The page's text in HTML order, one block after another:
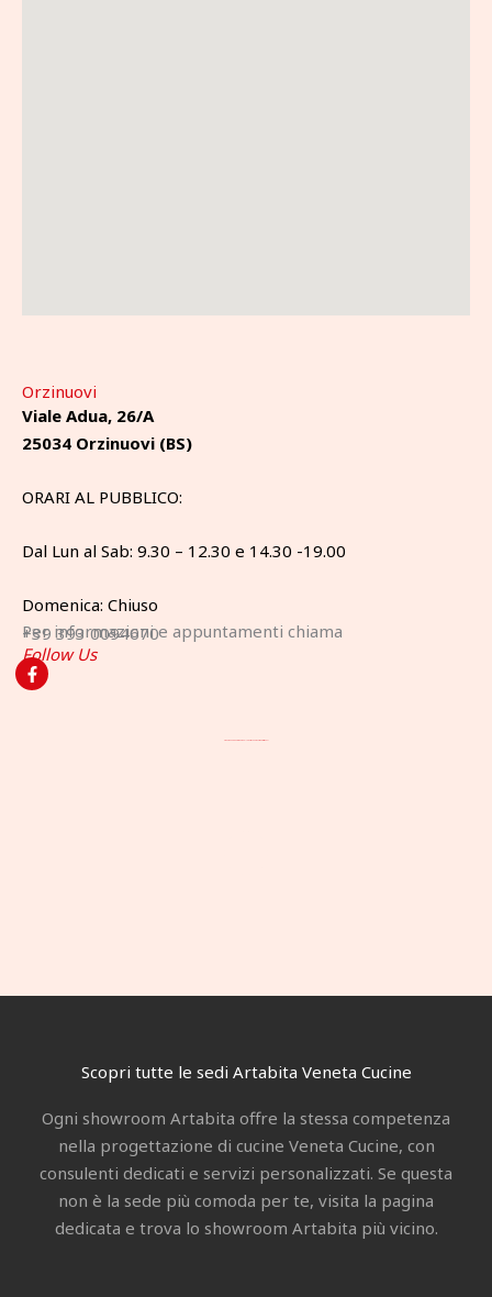
Orzinuovi
Viale Adua, 26/A
25034 Orzinuovi (BS)
ORARI AL PUBBLICO:
Dal Lun al Sab: 9.30 – 12.30 e 14.30 -19.00
Domenica: Chiuso
Per informazioni e appuntamenti chiama
+39 393 0094670
Follow Us
F
a
Scopri tutte le sedi Artabita Veneta Cucine
Ogni showroom Artabita offre la stessa competenza
nella progettazione di cucine Veneta Cucine, con
consulenti dedicati e servizi personalizzati. Se questa
non è la sede più comoda per te, visita la pagina
dedicata e trova lo showroom Artabita più vicino.